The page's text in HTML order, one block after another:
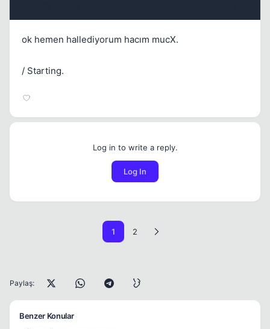
ok hemen hallediyorum hacım mucX.
/ Starting.
Log in to write a reply.
Log In
1 2
Paylaş:
Benzer Konular